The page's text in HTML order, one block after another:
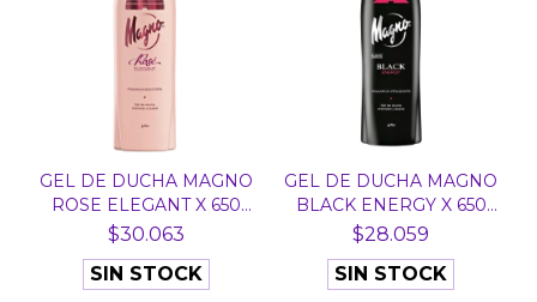
GEL DE DUCHA MAGNO
ROSE ELEGANT X 650
ML...
$30.063
SIN STOCK
GEL DE DUCHA MAGNO
BLACK ENERGY X 650
ML...
$28.059
SIN STOCK